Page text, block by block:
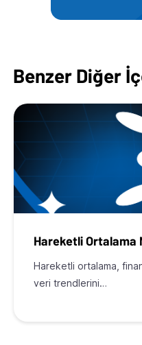
Benzer Diğer
Hareketli Ortalama
Hareketli ortalama,
veri trendlerini…